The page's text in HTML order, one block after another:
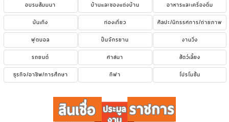
อบรมสัมมนา
บ้านและของแต่งบ้าน
อาหารและเครื่องดื่ม
บันเทิง
ท่องเที่ยว
ศิลปะ/นิทรรศการ/ถ่ายภาพ
ฟุตบอล
ปั่นจักรยาน
งานวิ่ง
รถยนต์
ศาสนา
สัตว์เลี้ยง
ธุรกิจ/อาชีพ/การศึกษา
กีฬา โปรโมชั่น